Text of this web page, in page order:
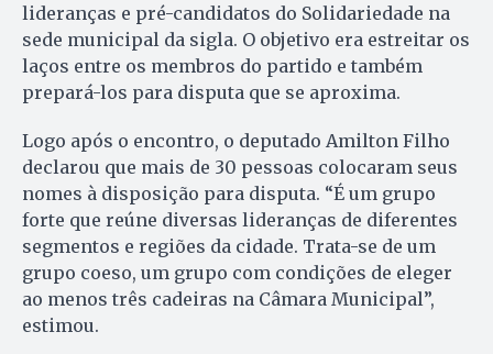
lideranças e pré-candidatos do Solidariedade na
sede municipal da sigla. O objetivo era estreitar os
laços entre os membros do partido e também
prepará-los para disputa que se aproxima.
Logo após o encontro, o deputado Amilton Filho
declarou que mais de 30 pessoas colocaram seus
nomes à disposição para disputa. “É um grupo
forte que reúne diversas lideranças de diferentes
segmentos e regiões da cidade. Trata-se de um
grupo coeso, um grupo com condições de eleger
ao menos três cadeiras na Câmara Municipal”,
estimou.